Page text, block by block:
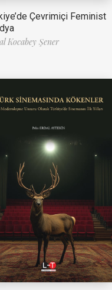
Çevrimiçi Feminist
Kocabey Şener